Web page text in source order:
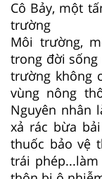
Cô Bảy, một
trường
Môi trường,
trong đời sống
trường không
vùng nông
Nguyên nhân
xả rác bừa
thuốc bảo vệ
trái